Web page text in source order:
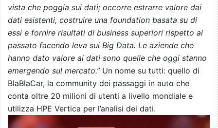
vista che poggia sui dati; occorre estrarre valore dai
dati esistenti, costruire una foundation basata su di
essi e fornire risultati di business superiori rispetto al
passato facendo leva sui Big Data. Le aziende che
hanno dato valore ai dati sono quelle che oggi stanno
emergendo sul mercato.”Un nome su tutti: quello di
BlaBlaCar, la community dei passaggi in auto che
conta oltre 20 milioni di utenti a livello mondiale e
utilizza HPE Vertica per l’analisi dei dati.